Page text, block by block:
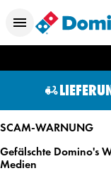
SCAM-WARNUNG
Gefälschte Domino's
Medien